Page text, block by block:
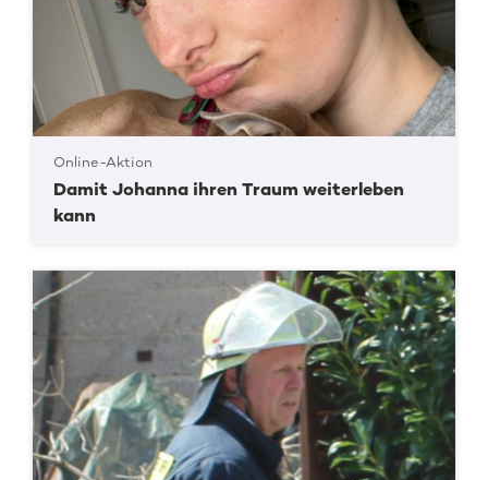
Online-Aktion
Damit Johanna ihren Traum weiterleben
kann